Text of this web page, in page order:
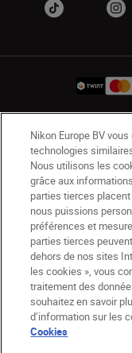
CH Nikon
Contactez-nous
Conditions
CVG de la
Notice
Paramètres des
© 2026 Nikon
Nikon Europe BV
technologies
Nous utilisons les
grâce aux
parties tierces
nous puissions
préférences et
parties tierces
dehors de nos sites
les cookies », vous
traitement des
souhaitez en savoir
d’information sur les
Cookies